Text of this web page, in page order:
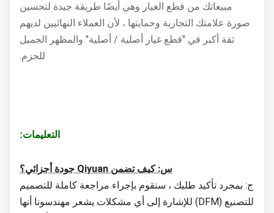
مبيعاتك من قطع الغيار وهي أيضًا طريقة جيدة لتحسين
صورة علامتك التجارية وحمايتها ، لأن العملاء النهائيين لديهم
ثقة أكبر في "قطع غيار أصلية / أصلية" والمظهر الجميل
للحزم.
التعليمات:
س: كيف تضمن Qiyuan جودة أجزائي؟
ج: بمجرد تأكيد طلبك ، سنقوم بإجراء مراجعة كاملة للتصميم
للتصنيع (DFM) للإشارة إلى أي مشكلات يشعر مهندسونا أنها